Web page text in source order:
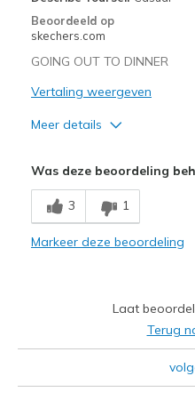
Beoordeeld op
skechers.com
GOING OUT TO DINNER
Vertaling weergeven
Meer details
Beste toepassingen
Going Out
Feels
I'm Into
Was deze beoordeling
3 1
Markeer deze beoordeling
Laat
Terug